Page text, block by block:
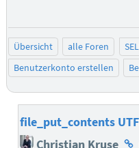
Übersicht alle Foren
Benutzerkonto erstellen
file_put_contents
Christian Kruse